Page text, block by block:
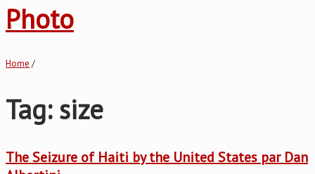
Photo
Home /
Tag: size
The Seizure of Haiti by the United States par Dan